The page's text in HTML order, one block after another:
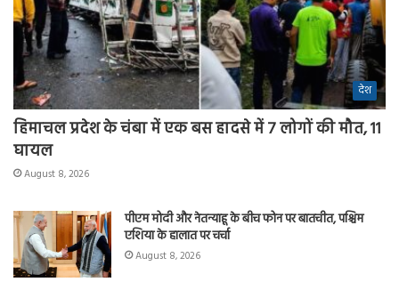
देश
हिमाचल प्रदेश के चंबा में एक बस हादसे में 7 लोगों की मौत, 11
घायल
August 8, 2026
पीएम मोदी और नेतन्याहू के बीच फोन पर बातचीत, पश्चिम
एशिया के हालात पर चर्चा
August 8, 2026